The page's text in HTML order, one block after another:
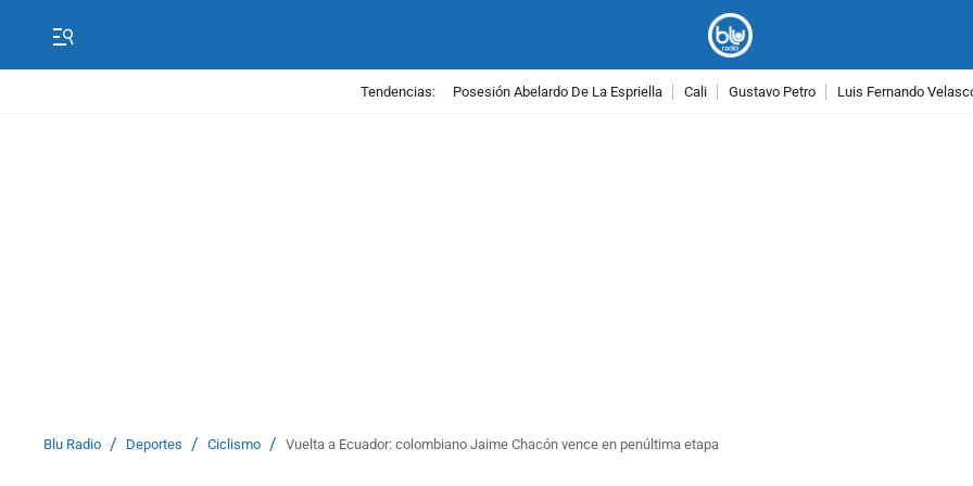
Tendencias: Posesión Abelardo De La Espriella Cali Gustavo Petro Luis Fernando
Blu Radio / Deportes / Ciclismo / Vuelta a Ecuador: colombiano Jaime Chacón vence en penúltima etapa